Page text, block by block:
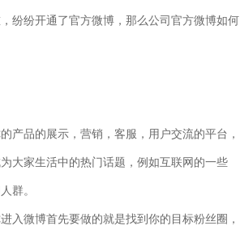
纷纷开通了官方微博，那么公司官方微博如何
产品的展示，营销，客服，用户交流的平台，
大家生活中的热门话题，例如互联网的一些
群。
入微博首先要做的就是找到你的目标粉丝圈，